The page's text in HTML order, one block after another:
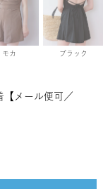
モカ ブラック
【メール便可／